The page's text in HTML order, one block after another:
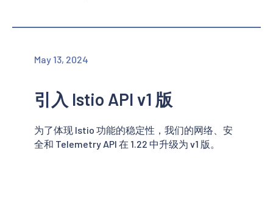
May 13, 2024
引入 Istio API v1 版
为了体现 Istio 功能的稳定性，我们的网络、安
全和 Telemetry API 在 1.22 中升级为 v1 版。